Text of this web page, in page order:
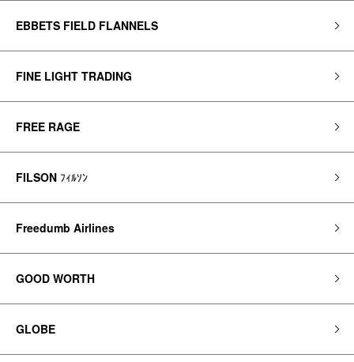
EBBETS FIELD FLANNELS
FINE LIGHT TRADING
FREE RAGE
FILSON ﾌｨﾙｿﾝ
Freedumb Airlines
GOOD WORTH
GLOBE